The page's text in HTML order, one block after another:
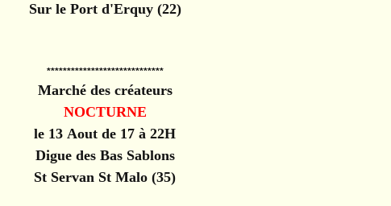
Sur le Port d'Erquy (22)
*****************************
Marché des créateurs
NOCTURNE
le 13 Aout de 17 à 22H
Digue des Bas Sablons
St Servan St Malo (35)